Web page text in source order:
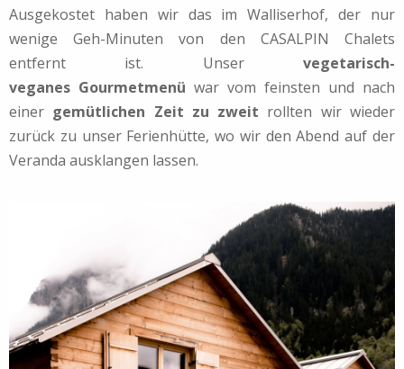
Ausgekostet haben wir das im Walliserhof, der nur
wenige Geh-Minuten von den CASALPIN Chalets
entfernt ist. Unser vegetarisch-
veganes Gourmetmenü war vom feinsten und nach
einer gemütlichen Zeit zu zweit rollten wir wieder
zurück zu unser Ferienhütte, wo wir den Abend auf der
Veranda ausklangen lassen.